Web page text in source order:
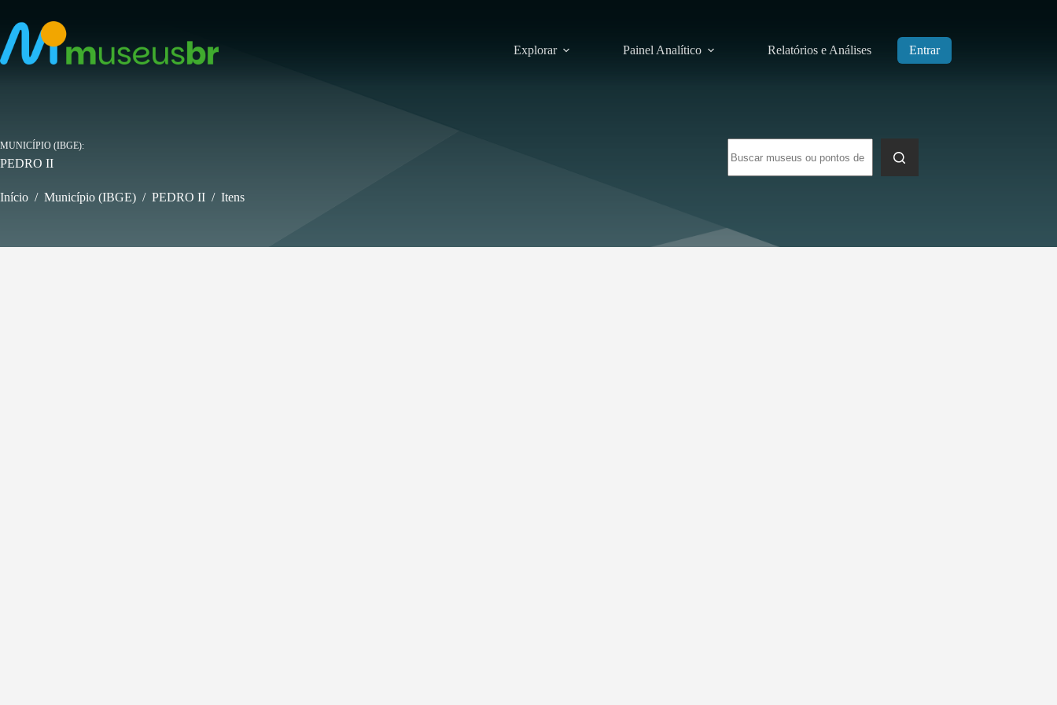
para
conteúdo
Explorar Painel Analítico Relatórios e Análises Entrar
resultados
MUNICÍPIO (IBGE)
PEDRO II
Início / Município (IBGE) / PEDRO II / Itens